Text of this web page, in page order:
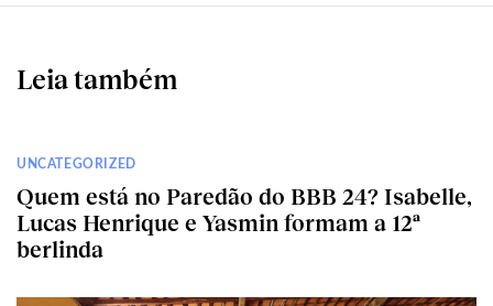
Leia também
UNCATEGORIZED
Quem está no Paredão do BBB 24? Isabelle,
Lucas Henrique e Yasmin formam a 12ª
berlinda